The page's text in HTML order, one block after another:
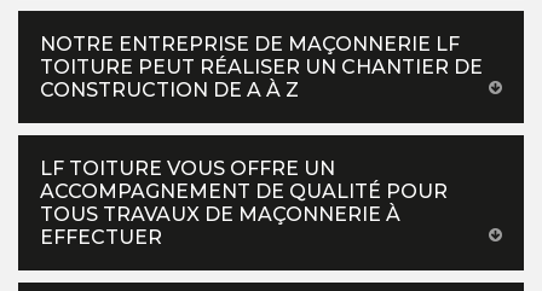
NOTRE ENTREPRISE DE MAÇONNERIE LF
TOITURE PEUT RÉALISER UN CHANTIER DE
CONSTRUCTION DE A À Z
LF TOITURE VOUS OFFRE UN
ACCOMPAGNEMENT DE QUALITÉ POUR
TOUS TRAVAUX DE MAÇONNERIE À
EFFECTUER